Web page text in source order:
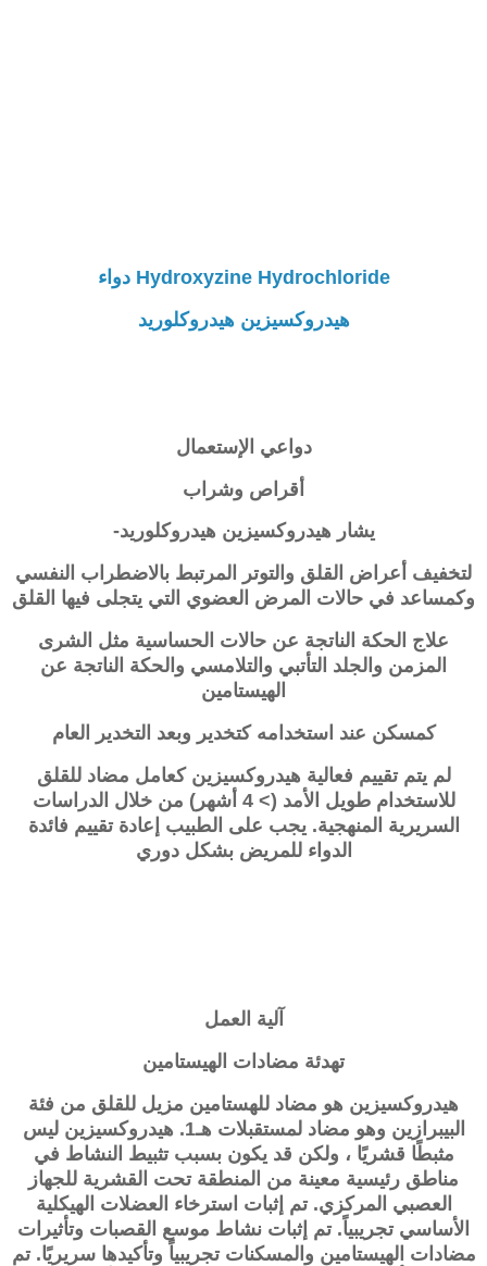
Hydroxyzine Hydrochloride دواء
هيدروكسيزين هيدروكلوريد
دواعي الإستعمال
أقراص وشراب
يشار هيدروكسيزين هيدروكلوريد-
لتخفيف أعراض القلق والتوتر المرتبط بالاضطراب النفسي
وكمساعد في حالات المرض العضوي التي يتجلى فيها القلق
علاج الحكة الناتجة عن حالات الحساسية مثل الشرى
المزمن والجلد التأتبي والتلامسي والحكة الناتجة عن
الهيستامين
كمسكن عند استخدامه كتخدير وبعد التخدير العام
لم يتم تقييم فعالية هيدروكسيزين كعامل مضاد للقلق
للاستخدام طويل الأمد (> 4 أشهر) من خلال الدراسات
السريرية المنهجية. يجب على الطبيب إعادة تقييم فائدة
الدواء للمريض بشكل دوري
آلية العمل
تهدئة مضادات الهيستامين
هيدروكسيزين هو مضاد للهستامين مزيل للقلق من فئة
البيبرازين وهو مضاد لمستقبلات هـ1. هيدروكسيزين ليس
مثبطًا قشريًا ، ولكن قد يكون بسبب تثبيط النشاط في
مناطق رئيسية معينة من المنطقة تحت القشرية للجهاز
العصبي المركزي. تم إثبات استرخاء العضلات الهيكلية
الأساسي تجريبياً. تم إثبات نشاط موسع القصبات وتأثيرات
مضادات الهيستامين والمسكنات تجريبياً وتأكيدها سريريًا. تم